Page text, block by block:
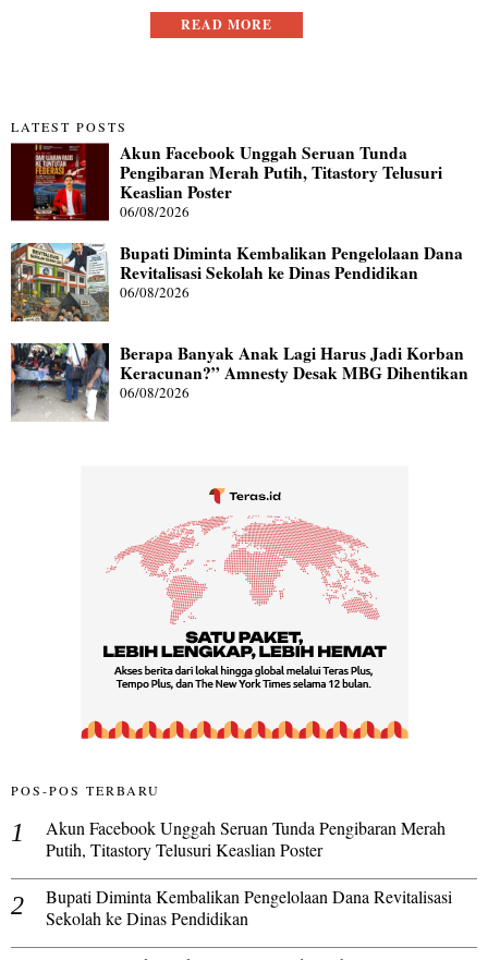
READ MORE
LATEST POSTS
Akun Facebook Unggah Seruan Tunda
Pengibaran Merah Putih, Titastory Telusuri
Keaslian Poster
06/08/2026
Bupati Diminta Kembalikan Pengelolaan Dana
Revitalisasi Sekolah ke Dinas Pendidikan
06/08/2026
Berapa Banyak Anak Lagi Harus Jadi Korban
Keracunan?” Amnesty Desak MBG Dihentikan
06/08/2026
POS-POS TERBARU
Akun Facebook Unggah Seruan Tunda Pengibaran Merah
Putih, Titastory Telusuri Keaslian Poster
Bupati Diminta Kembalikan Pengelolaan Dana Revitalisasi
Sekolah ke Dinas Pendidikan